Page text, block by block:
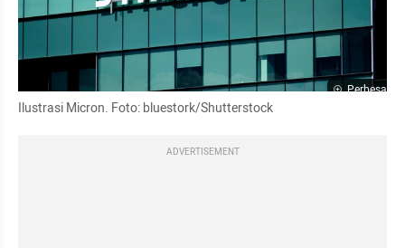
Perbesar
Ilustrasi Micron. Foto: bluestork/Shutterstock
ADVERTISEMENT